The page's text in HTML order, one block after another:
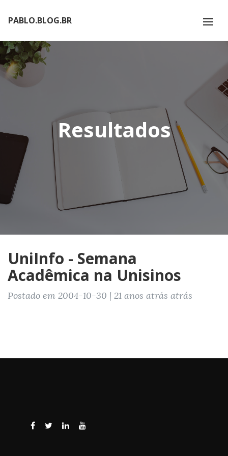
PABLO.BLOG.BR
Resultados
UniInfo - Semana
Acadêmica na Unisinos
Postado em 2004-10-30 | 21 anos atrás atrás